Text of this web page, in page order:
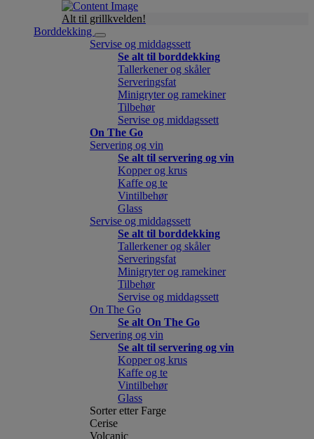
Alt til grillkvelden!
Borddekking
Servise og middagssett
Se alt til borddekking
Tallerkener og skåler
Serveringsfat
Minigryter og ramekiner
Tilbehør
Servise og middagssett
On The Go
Servering og vin
Se alt til servering og vin
Kopper og krus
Kaffe og te
Vintilbehør
Glass
Servise og middagssett
Se alt til borddekking
Tallerkener og skåler
Serveringsfat
Minigryter og ramekiner
Tilbehør
Servise og middagssett
On The Go
Se alt On The Go
Servering og vin
Se alt til servering og vin
Kopper og krus
Kaffe og te
Vintilbehør
Glass
Sorter etter Farge
Cerise
Volcanic